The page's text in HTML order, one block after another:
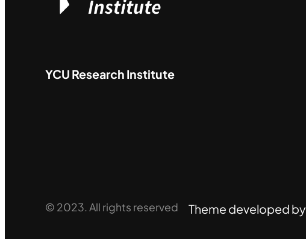
YCU Research Institute
© 2023. All rights reserved Theme developed by